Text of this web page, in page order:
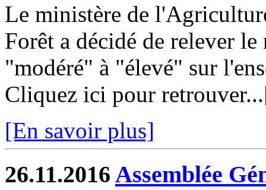
Le ministère de
Forêt a décidé de relever
"modéré" à "élevé" sur
Cliquez ici pour retrouver...
[En savoir plus]
26.11.2016 Assemblée